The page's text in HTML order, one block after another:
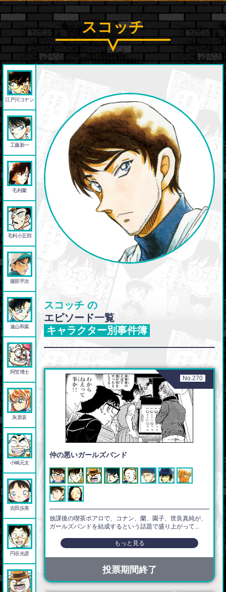
スコッチ
スコッチ の
エピソード一覧
キャラクター別事件簿
No.270
仲の悪いガールズバンド
放課後の喫茶ポアロで、コナン、蘭、園子、世良真純が、
ガールズバンドを結成するという話題で盛り上がって...
もっと見る
投票期間終了
江戸川コナン
工藤新一
毛利蘭
毛利小五郎
服部平次
遠山和葉
阿笠博士
灰原哀
小嶋元太
吉田歩美
円谷光彦